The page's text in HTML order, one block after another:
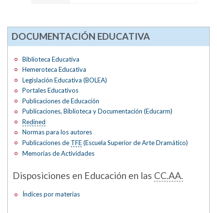
DOCUMENTACIÓN EDUCATIVA
Biblioteca Educativa
Hemeroteca Educativa
Legislación Educativa (BOLEA)
Portales Educativos
Publicaciones de Educación
Publicaciones, Biblioteca y Documentación (Educarm)
Redined
Normas para los autores
Publicaciones de TFE(Escuela Superior de Arte Dramático)
Memorias de Actividades
Disposiciones en Educación en las CC.AA.
Índices por materias